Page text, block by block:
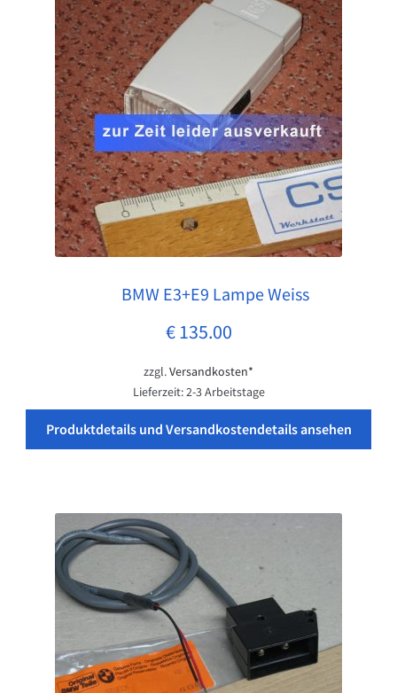
Impressum
Kasse
Mein Konto
Vertrag widerrufen
Warenkorb
Was ist CS Werk Bonn?
BMW E3+E9 Lampe Weiss
€135.00
zzgl.Versandkosten*
Lieferzeit:2-3 Arbeitstage
Produktdetails und Versandkostendetails ansehen